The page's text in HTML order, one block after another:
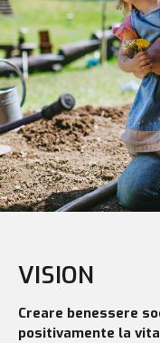
VISION
Creare benessere
positivamente la